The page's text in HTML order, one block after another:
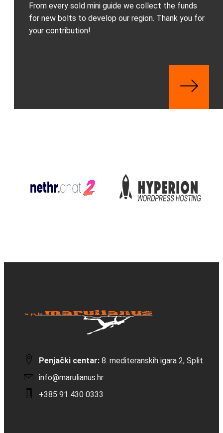
From every sold mini guide we collect the funds
for new bolts to develop our region. Thank you for
your contribution!
Penjački centar: 8. mediteranskih igara 2, Split
info@marulianus.hr
+385 91 430 0333